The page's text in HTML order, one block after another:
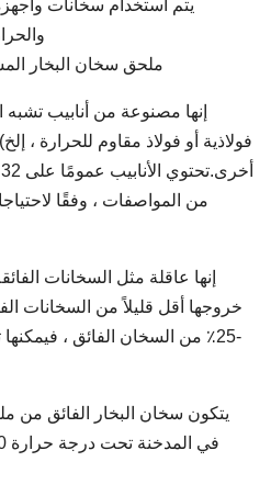
يتم استخدام سخانات وأجهزة
والحرارة
ملحق سخان البخار المشع
إنها مصنوعة من أنابيب تشبه
أو فولاذ مقاوم للحرارة ، إلخ)
من المواصفات ، وفقًا
إنها عاقلة مثل السخانات الفائقة
يتكون سخان البخار الفائق من ملفات